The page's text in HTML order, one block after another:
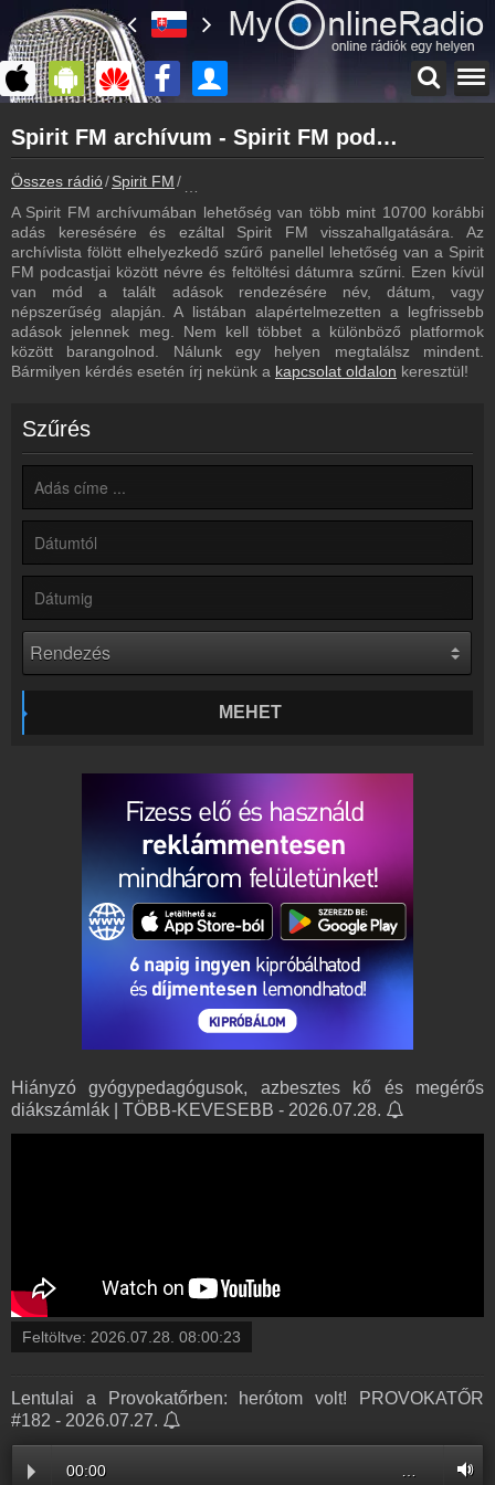
myonlineradio.hu
Spirit FM
Vissza a Spirit FM oldalára
Bejelentkezés
Hozz létre saját fiókot!
Műsorújság
Spirit FM műsorai
Hírek
Spirit FM kapcsolatos hírek
Írj nekünk!
Partnerek
Rádiós partnerek
Rádió beágyazás
Ágyazd be weboldaladba
Online rádió készítés
Készítés lépésről lépésre
Spirit FM archívum - Spirit FM podcasts - Spirit FM visszahallgatás
Összes rádió Spirit FM
A Spirit FM archívumában lehetőség van több mint 10700 korábbi
adás keresésére és ezáltal Spirit FM visszahallgatására. Az
archívlista fölött elhelyezkedő szűrő panellel lehetőség van a Spirit
FM podcastjai között névre és feltöltési dátumra szűrni. Ezen kívül
van mód a talált adások rendezésére név, dátum, vagy
népszerűség alapján. A listában alapértelmezetten a legfrissebb
adások jelennek meg. Nem kell többet a különböző platformok
között barangolnod. Nálunk egy helyen megtalálsz mindent.
Bármilyen kérdés esetén írj nekünk a kapcsolat oldalon keresztül!
Szűrés
MEHET
Hiányzó gyógypedagógusok, azbesztes kő és megérős
diákszámlák | TÖBB-KEVESEBB - 2026.07.28.
Feltöltve: 2026.07.28. 08:00:23
Lentulai a Provokatőrben: herótom volt! PROVOKATŐR
#182 - 2026.07.27.
00:00